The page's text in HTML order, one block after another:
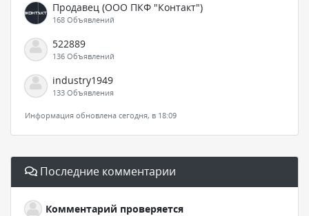
Продавец (ООО ПКФ "Контакт")
168 Объявлений
522889
136 Объявлений
industry1949
133 Объявления
Информация обновлена сегодня, в 18:09
Последние комментарии
Комментарий проверяется